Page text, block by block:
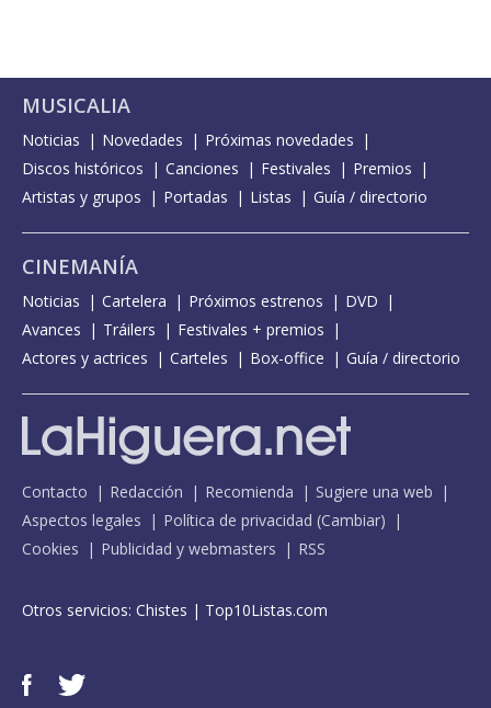
MUSICALIA
Noticias Novedades
Próximas novedades
Discos históricos
Canciones Festivales
Premios
Artistas y grupos
Portadas Listas Guía / directorio
CINEMANÍA
Noticias Cartelera Próximos estrenos
DVD
Avances
Tráilers
Festivales + premios
Actores y actrices
Carteles Box-office Guía / directorio
Contacto Redacción Recomienda
Sugiere una web
Aspectos legales
Política de privacidad (Cambiar)
Cookies
Publicidad y webmasters RSS
Otros servicios: Chistes | Top10Listas.com